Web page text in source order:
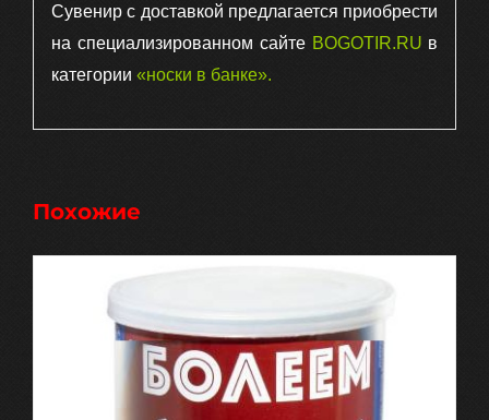
Сувенир с доставкой предлагается приобрести
на специализированном сайте BOGOTIR.RU в
категории «носки в банке».
Похожие